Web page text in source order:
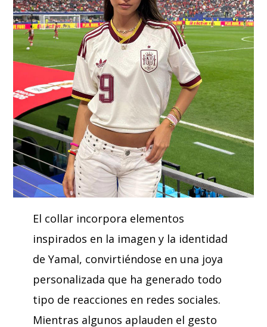
El collar incorpora elementos
inspirados en la imagen y la identidad
de Yamal, convirtiéndose en una joya
personalizada que ha generado todo
tipo de reacciones en redes sociales.
Mientras algunos aplauden el gesto